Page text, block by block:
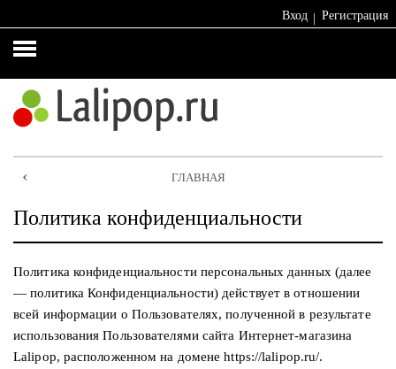
Женская
одежда
⚡️
%
Брюки
Верхняя
одежда
Каталог
сумок
Каталог
бижутерии
Браслеты
и
Кулоны
Серьги
Каталог
платков
★
Premium
Платки
Хлопок
Вход Регистрация
ГЛАВНАЯ
Политика конфиденциальности
Политика конфиденциальности персональных данных (далее
— политика Конфиденциальности) действует в отношении
всей информации о Пользователях, полученной в результате
использования Пользователями сайта Интернет-магазина
Lalipop, расположенном на домене https://lalipop.ru/.